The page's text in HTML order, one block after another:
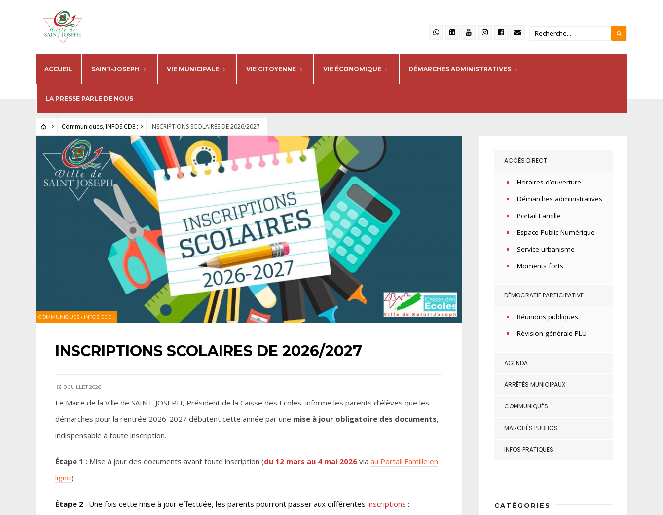
ACCUEIL SAINT-JOSEPH VIE MUNICIPALE VIE CITOYENNE VIE ÉCONOMIQUE DÉMARCHES ADMINISTRATIVES
LA PRESSE PARLE DE NOUS
Communiqués, INFOS CDE : INSCRIPTIONS SCOLAIRES DE 2026/2027
COMMUNIQUÉS • INFOS CDE :
INSCRIPTIONS SCOLAIRES DE 2026/2027
9 JUILLET 2026
Le Maire de la Ville de SAINT-JOSEPH, Président de la Caisse des Ecoles, informe les parents d’élèves que les
démarches pour la rentrée 2026-2027 débutent cette année par une mise à jour obligatoire des documents,
indispensable à toute inscription.
Étape 1 : Mise à jour des documents avant toute inscription (du 12 mars au 4 mai 2026 via au Portail Famille en
ligne).
Étape 2 : Une fois cette mise à jour effectuée, les parents pourront passer aux différentes inscriptions :
ACCÈS DIRECT
Horaires d’ouverture
Démarches administratives
Portail Famille
Espace Public Numérique
Service urbanisme
Moments forts
DÉMOCRATIE PARTICIPATIVE
Réunions publiques
Révision générale PLU
AGENDA
ARRÊTÉS MUNICIPAUX
COMMUNIQUÉS
MARCHÉS PUBLICS
INFOS PRATIQUES
CATÉGORIES